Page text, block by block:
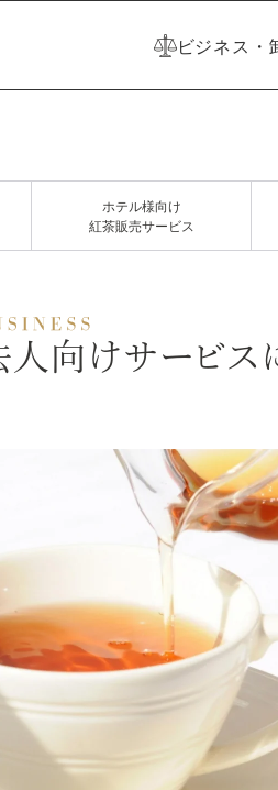
ビジネス・
ホテル様向け
紅茶販売サービス
人向けサービス